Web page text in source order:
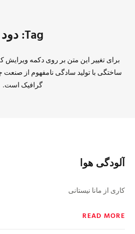
Tag: دود
برای تغییر این متن بر روی دکمه ویرایش
ساختگی با تولید سادگی نامفهوم از صنعت
گرافیک است.
آلودگى هوا
كارى از مانا نيستانى
READ MORE